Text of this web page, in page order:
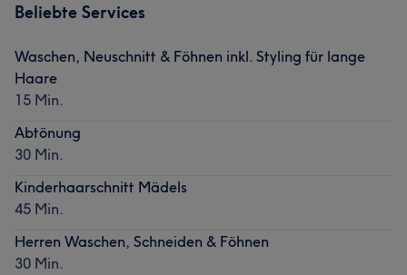
Beliebte Services
Waschen, Neuschnitt & Föhnen inkl. Styling für lange
Haare
15 Min.
Abtönung
30 Min.
Kinderhaarschnitt Mädels
45 Min.
Herren Waschen, Schneiden & Föhnen
30 Min.